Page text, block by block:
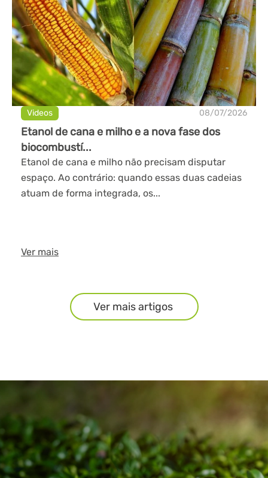
Videos 08/07/2026
Etanol de cana e milho e a nova fase dos
biocombustí...
Etanol de cana e milho não precisam disputar
espaço. Ao contrário: quando essas duas cadeias
atuam de forma integrada, os...
Ver mais
Ver mais artigos